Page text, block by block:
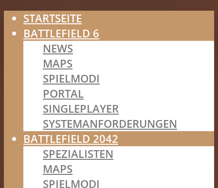
STARTSEITE
BATTLEFIELD 6
NEWS
MAPS
SPIELMODI
PORTAL
SINGLEPLAYER
SYSTEMANFORDERUNGEN
BATTLEFIELD 2042
SPEZIALISTEN
MAPS
SPIELMODI